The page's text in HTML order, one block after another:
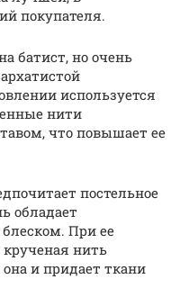
покупателя.
батист, но очень
используется
нити
что повышает ее
постельное
обладает
При ее
крученая нить
и придает ткани